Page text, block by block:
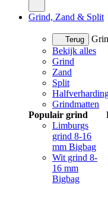
Grind, Zand & Split
Terug
Bekijk alles
Grind
Zand
Split
Grindmatten
Populair grind
Limburgs
grind 8-16
mm Bigbag
Wit grind 8-
16 mm
Bigbag